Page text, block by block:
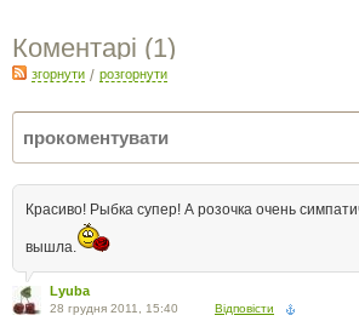
Коментарі (1)
згорнути / розгорнути
Красиво! Рыбка супер! А розочка очень
вышла.
Lyuba
28 грудня 2011, 15:40 Відповісти